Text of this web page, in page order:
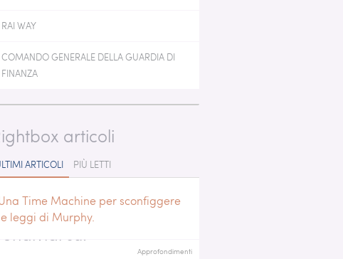
RAI WAY
COMANDO GENERALE DELLA GUARDIA DI
FINANZA
articoli
ARTICOLI PIÙ LETTI
Time Machine per sconfiggere
leggi di Murphy.
Approfondimenti
su: